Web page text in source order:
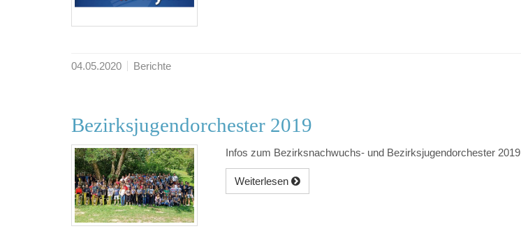
04.05.2020 Berichte
Bezirksjugendorchester 2019
Infos zum Bezirksnachwuchs- und Bezirksjugendorchester 2019
Weiterlesen